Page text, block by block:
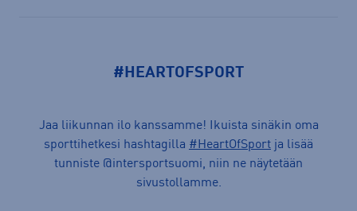
#HEARTOFSPORT
Jaa liikunnan ilo kanssamme! Ikuista sinäkin oma
sporttihetkesi hashtagilla #HeartOfSport ja lisää
tunniste @intersportsuomi, niin ne näytetään
sivustollamme.